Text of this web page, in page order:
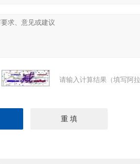
请输入计算结果（填写阿